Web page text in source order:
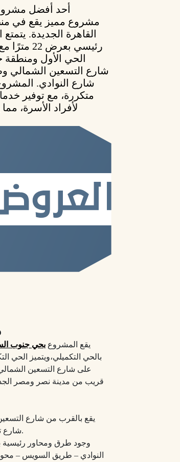
أحد أفضل
مشروع مميز يقع في
القاهرة الجديدة.
رئيسي
الحي الأول
شارع التسعين الشمالي
شارع النوادي.
متكررة، مع توفير
لأفراد الأسرة،
يقع المشروع بحي جنوب
بالحي التكميلي،ويتميز الحي
على شارع التسعين
قريب من مدينة نصر ومصر
يقع بالقرب من شارع
شارع تجاري في التجمع الخامس والقاهرة الجديدة.
وجود طرق ومحاور
النوادي – طريق السويس –